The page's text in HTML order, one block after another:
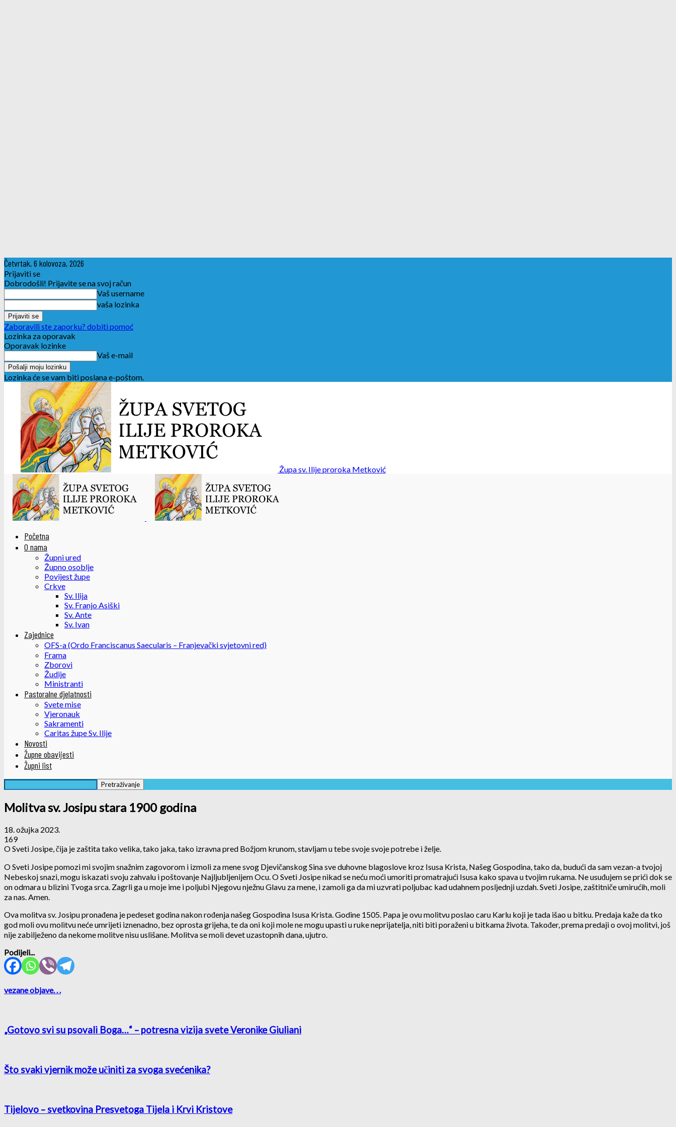
Četvrtak, 6 kolovoza, 2026
Prijaviti se
Dobrodošli! Prijavite se na svoj račun
Vaš username
vaša lozinka
Zaboravili ste zaporku? dobiti pomoć
Lozinka za oporavak
Oporavak lozinke
Vaš e-mail
Lozinka će se vam biti poslana e-poštom.
Župa sv. Ilije proroka Metković
Početna
O nama
Župni ured
Župno osoblje
Povijest župe
Crkve
Sv. Ilija
Sv. Franjo Asiški
Sv. Ante
Sv. Ivan
Zajednice
OFS-a (Ordo Franciscanus Saecularis – Franjevački svjetovni red)
Frama
Zborovi
Žudije
Ministranti
Pastoralne djelatnosti
Svete mise
Vjeronauk
Sakramenti
Caritas župe Sv. Ilije
Novosti
Župne obavijesti
Župni list
Molitva sv. Josipu stara 1900 godina
18. ožujka 2023.
169
O Sveti Josipe, čija je zaštita tako velika, tako jaka, tako izravna pred Božjom krunom, stavljam u tebe svoje svoje potrebe i želje.
O Sveti Josipe pomozi mi svojim snažnim zagovorom i izmoli za mene svog Djevičanskog Sina sve duhovne blagoslove kroz Isusa Krista, Našeg Gospodina, tako da, budući da sam vezan-a tvojoj
Nebeskoj snazi, mogu iskazati svoju zahvalu i poštovanje Najljubljenijem Ocu. O Sveti Josipe nikad se neću moći umoriti promatrajući Isusa kako spava u tvojim rukama. Ne usuđujem se prići dok se
on odmara u blizini Tvoga srca. Zagrli ga u moje ime i poljubi Njegovu nježnu Glavu za mene, i zamoli ga da mi uzvrati poljubac kad udahnem posljednji uzdah. Sveti Josipe, zaštitniče umirućih, moli
za nas. Amen.
Ova molitva sv. Josipu pronađena je pedeset godina nakon rođenja našeg Gospodina Isusa Krista. Godine 1505. Papa je ovu molitvu poslao caru Karlu koji je tada išao u bitku. Predaja kaže da tko
god moli ovu molitvu neće umrijeti iznenadno, bez oprosta grijeha, te da oni koji mole ne mogu upasti u ruke neprijatelja, niti biti poraženi u bitkama života. Također, prema predaji o ovoj molitvi, još
nije zabilježeno da nekome molitve nisu uslišane. Molitva se moli devet uzastopnih dana, ujutro.
Podijeli...
vezane objave. . .
„Gotovo svi su psovali Boga…“ – potresna vizija svete Veronike Giuliani
Što svaki vjernik može učiniti za svoga svećenika?
Tijelovo – svetkovina Presvetoga Tijela i Krvi Kristove